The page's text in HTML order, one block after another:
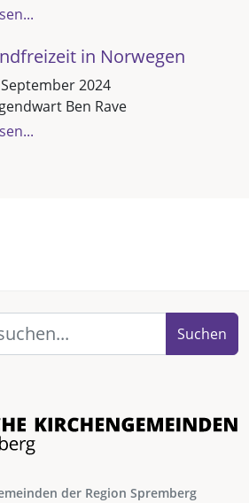
in Norwegen
2024
Ben Rave
Suchen
der Region Spremberg